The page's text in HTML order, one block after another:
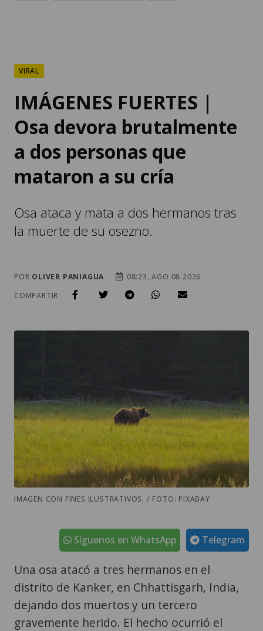
VIRAL
IMÁGENES FUERTES |
Osa devora brutalmente
a dos personas que
mataron a su cría
Osa ataca y mata a dos hermanos tras
la muerte de su osezno.
POR OLIVER PANIAGUA
08:23, AGO 08 2026
COMPARTIR:
IMAGEN CON FINES ILUSTRATIVOS. / FOTO: PIXABAY
Telegram
Síguenos en WhatsApp
Una osa atacó a tres hermanos en el
distrito de Kanker, en Chhattisgarh, India,
dejando dos muertos y un tercero
gravemente herido. El hecho ocurrió el